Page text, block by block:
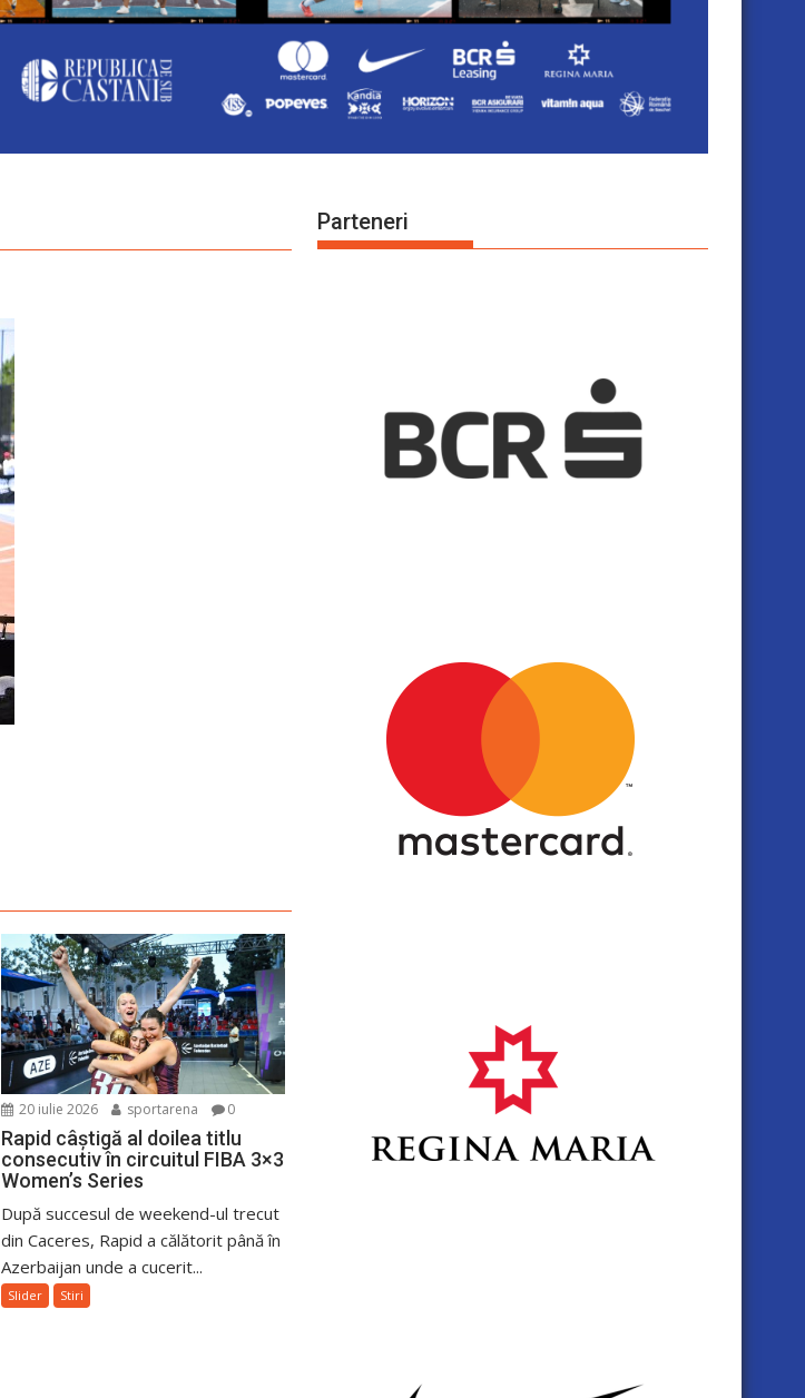
20 iulie 2026 sportarena 0
Rapid câștigă al doilea titlu
consecutiv în circuitul FIBA 3×3
Women’s Series
După succesul de weekend-ul trecut
din Caceres, Rapid a călătorit până în
Azerbaijan unde a cucerit...
Slider Stiri
Parteneri